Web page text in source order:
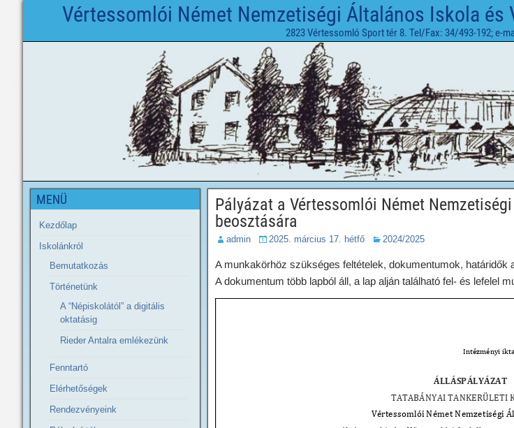
Vértessomlói Német Nemzetiségi Általános Iskola
2823 Vértessomló Sport tér 8. Tel/Fax: 34/493-192; e-
Pályázat a Vértessomlói Német
beosztására
admin 2025. március 17. hétfő 2024/2025
A munkakörhöz szükséges feltételek, dokumentumok, határidők
A dokumentum több lapból áll, a lap alján található fel- és lefelel
MENÜ
Kezdőlap
Iskolánkról
Bemutatkozás
Történetünk
A “Népiskolától” a digitális
oktatásig
Rieder Antalra emlékezünk
Fenntartó
Elérhetőségek
Rendezvényeink